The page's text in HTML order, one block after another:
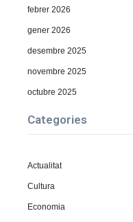
febrer 2026
gener 2026
desembre 2025
novembre 2025
octubre 2025
Categories
Actualitat
Cultura
Economia